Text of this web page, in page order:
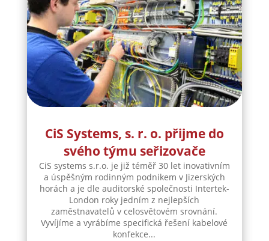
CiS Systems, s. r. o. přijme do
svého týmu seřizovače
CiS systems s.r.o. je již téměř 30 let inovativním
a úspěšným rodinným podnikem v Jizerských
horách a je dle auditorské společnosti Intertek-
London roky jedním z nejlepších
zaměstnavatelů v celosvětovém srovnání.
Vyvíjíme a vyrábíme specifická řešení kabelové
konfekce...